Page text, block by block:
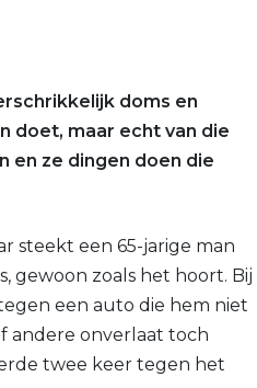
doms en
doet, maar echt van die
en ze dingen doen die
steekt een 65-jarige man
gewoon zoals het hoort. Bij
een auto die hem niet
andere onverlaat toch
twee keer tegen het